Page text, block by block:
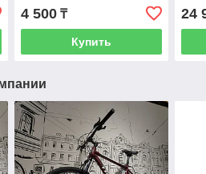
4 500₸
Купить
24